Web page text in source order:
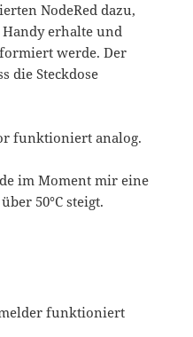
NodeRed dazu,
Handy erhalte und
werde. Der
die Steckdose
funktioniert analog.
im Moment mir eine
50°C steigt.
funktioniert